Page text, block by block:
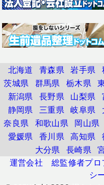
北海道 青森県 岩手県
茨城県 群馬県 栃木県
新潟県 長野県 山梨県
静岡県 三重県 岐阜県
奈良県 和歌山県 岡山県
愛媛県 香川県 高知県
大分県 長崎県
運営会社
総監修者プ
シ